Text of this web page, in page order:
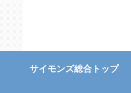
サイモンズ総合トップ